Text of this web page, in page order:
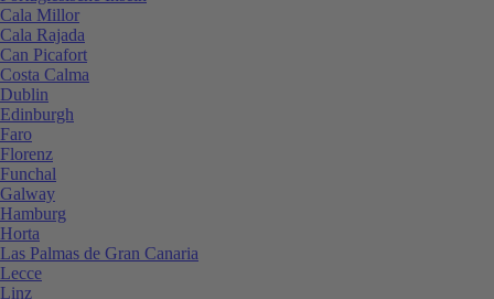
Cala Millor
Cala Rajada
Can Picafort
Costa Calma
Dublin
Edinburgh
Faro
Florenz
Funchal
Galway
Hamburg
Horta
Las Palmas de Gran Canaria
Lecce
Linz